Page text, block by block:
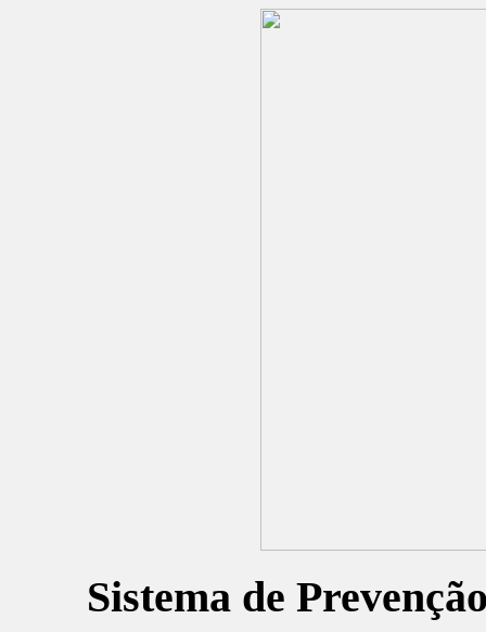
Sistema de